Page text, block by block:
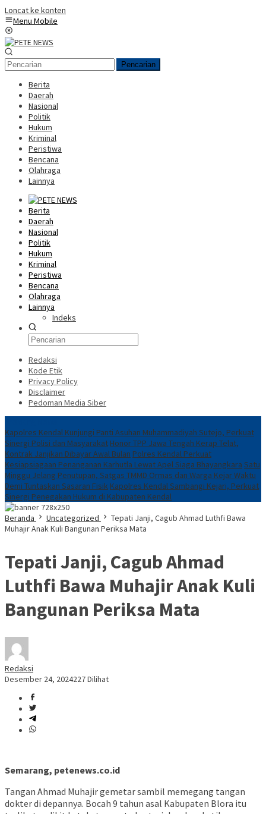
Loncat ke konten
Menu Mobile
Pencarian
Berita
Daerah
Nasional
Politik
Hukum
Kriminal
Peristiwa
Bencana
Olahraga
Lainnya
Berita
Daerah
Nasional
Politik
Hukum
Kriminal
Peristiwa
Bencana
Olahraga
Lainnya
Indeks
Redaksi
Kode Etik
Privacy Policy
Disclaimer
Pedoman Media Siber
Kapolres Kendal Kunjungi Panti Asuhan Muhammadiyah Sutejo, Perkuat
Sinergi Polisi dan Masyarakat Honor TPP Jawa Tengah Kerap Telat,
Kontrak Janjikan Dibayar Awal Bulan Polres Kendal Perkuat
Kesiapsiagaan Penanganan Karhutla Lewat Apel Siaga Bhayangkara Satu
Minggu Jelang Penutupan, Satgas TMMD Ormas dan Warga Kejar Waktu
Demi Tuntaskan Sasaran Fisik Kapolres Kendal Sambangi Kejari, Perkuat
Sinergi Penegakan Hukum di Kabupaten Kendal
Beranda
Uncategorized
Tepati Janji, Cagub Ahmad Luthfi Bawa
Muhajir Anak Kuli Bangunan Periksa Mata
Tepati Janji, Cagub Ahmad
Luthfi Bawa Muhajir Anak Kuli
Bangunan Periksa Mata
Redaksi
Desember 24, 2024227 Dilihat
Semarang, petenews.co.id
Tangan Ahmad Muhajir gemetar sambil memegang tangan
dokter di depannya. Bocah 9 tahun asal Kabupaten Blora itu